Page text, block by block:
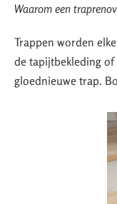
Waarom een
Trappen worden
de tapijtbekleding of
gloednieuwe trap.